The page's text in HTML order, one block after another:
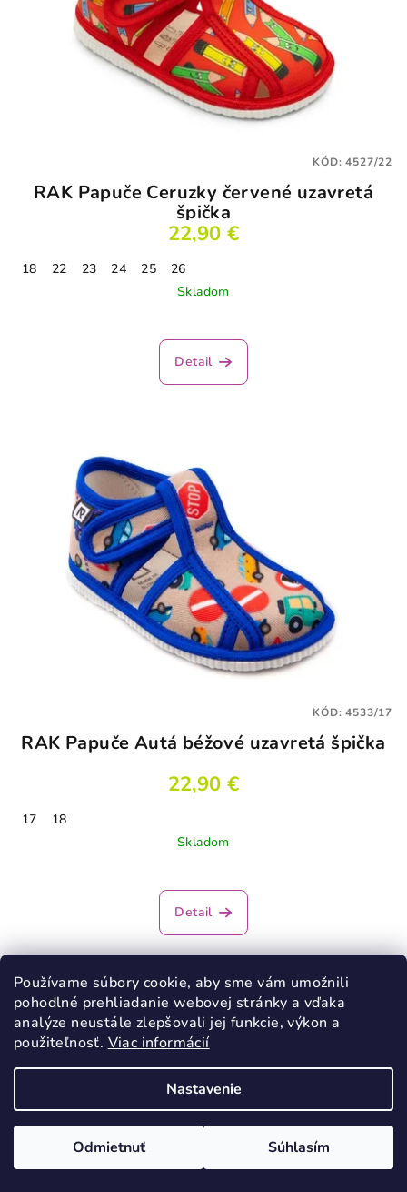
Používame súbory cookie, aby sme vám umožnili
pohodlné prehliadanie webovej stránky a vďaka
analýze neustále zlepšovali jej funkcie, výkon a
použiteľnosť. Viac informácií
Nastavenie
Odmietnuť Súhlasím
RAK Papuče Ceruzky červené uzavretá
špička
22,90 €
18 22 23 24 25
26
Skladom
Detail
KÓD:4527/22
RAK Papuče Autá béžové uzavretá špička
22,90 €
17
18
Skladom
Detail
KÓD:4533/17